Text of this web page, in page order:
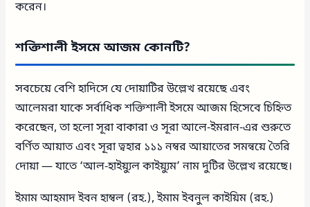
করেন।
শক্তিশালী ইসমে আজম কোনটি?
সবচেয়ে বেশি হাদিসে যে দোয়াটির উল্লেখ রয়েছে এবং
আলেমরা যাকে সর্বাধিক শক্তিশালী ইসমে আজম হিসেবে চিহ্নিত
করেছেন, তা হলো সূরা বাকারা ও সূরা আলে-ইমরান-এর শুরুতে
বর্ণিত আয়াত এবং সূরা ত্বহার ১১১ নম্বর আয়াতের সমন্বয়ে তৈরি
দোয়া — যাতে ‘আল-হাইয়্যুল কাইয়্যুম’ নাম দুটির উল্লেখ রয়েছে।
ইমাম আহমাদ ইবন হাম্বল (রহ.), ইমাম ইবনুল কাইয়িম (রহ.)